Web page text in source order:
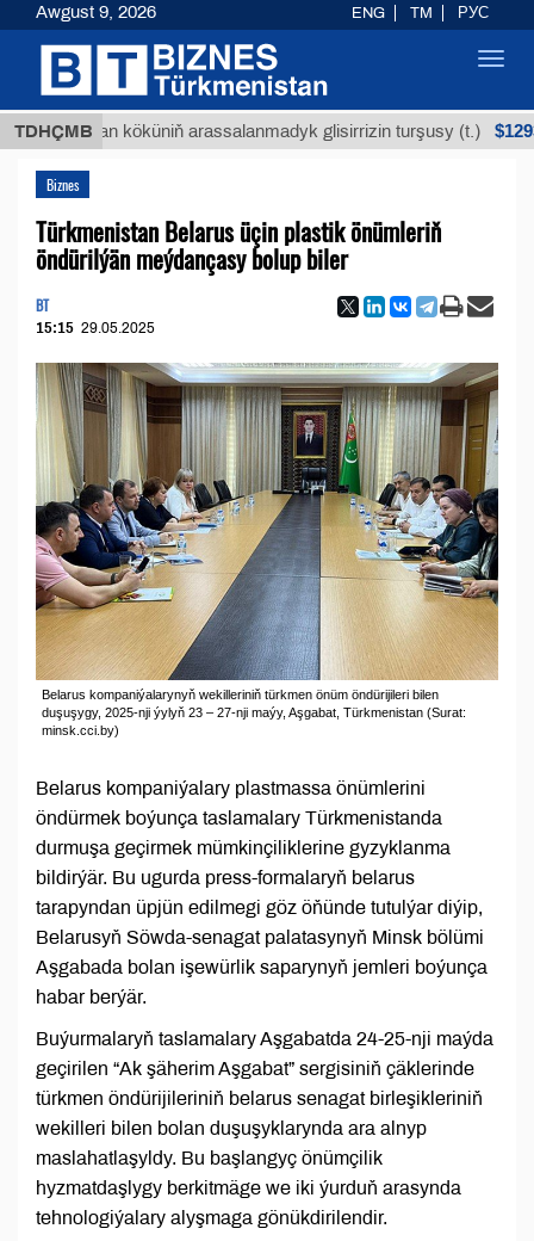
TDHÇMB
Buýan köküniň arassalanmadyk glisirrizin turşusy (t.) $12935,18
Biznes
Türkmenistan Belarus üçin plastik önümleriň
öndürilýän meýdançasy bolup biler
BT
15:15 29.05.2025
Belarus kompaniýalarynyň wekilleriniň türkmen önüm öndürijileri bilen
duşuşygy, 2025-nji ýylyň 23 – 27-nji maýy, Aşgabat, Türkmenistan (Surat:
minsk.cci.by)
Belarus kompaniýalary plastmassa önümlerini
öndürmek boýunça taslamalary Türkmenistanda
durmuşa geçirmek mümkinçiliklerine gyzyklanma
bildirýär. Bu ugurda press-formalaryň belarus
tarapyndan üpjün edilmegi göz öňünde tutulýar diýip,
Belarusyň Söwda-senagat palatasynyň Minsk bölümi
Aşgabada bolan işewürlik saparynyň jemleri boýunça
habar berýär.
Buýurmalaryň taslamalary Aşgabatda 24-25-nji maýda
geçirilen “Ak şäherim Aşgabat” sergisiniň çäklerinde
türkmen öndürijileriniň belarus senagat birleşikleriniň
wekilleri bilen bolan duşuşyklarynda ara alnyp
maslahatlaşyldy. Bu başlangyç önümçilik
hyzmatdaşlygy berkitmäge we iki ýurduň arasynda
tehnologiýalary alyşmaga gönükdirilendir.
Awgust 9, 2026 ENG TM РУС